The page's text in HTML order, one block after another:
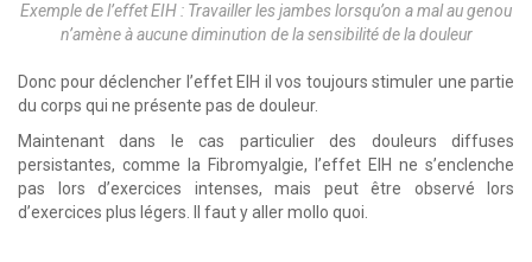
Exemple de l’effet EIH : Travailler les jambes lorsqu’on a mal au genou
n’amène à aucune diminution de la sensibilité de la douleur
Donc pour déclencher l’effet EIH il vos toujours stimuler une partie
du corps qui ne présente pas de douleur.
Maintenant dans le cas particulier des douleurs diffuses
persistantes, comme la Fibromyalgie, l’effet EIH ne s’enclenche
pas lors d’exercices intenses, mais peut être observé lors
d’exercices plus légers. Il faut y aller mollo quoi.